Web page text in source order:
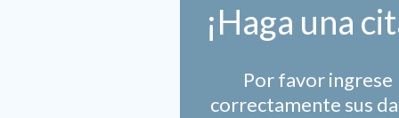
¡Haga una
Por favor ingrese
correctamente sus